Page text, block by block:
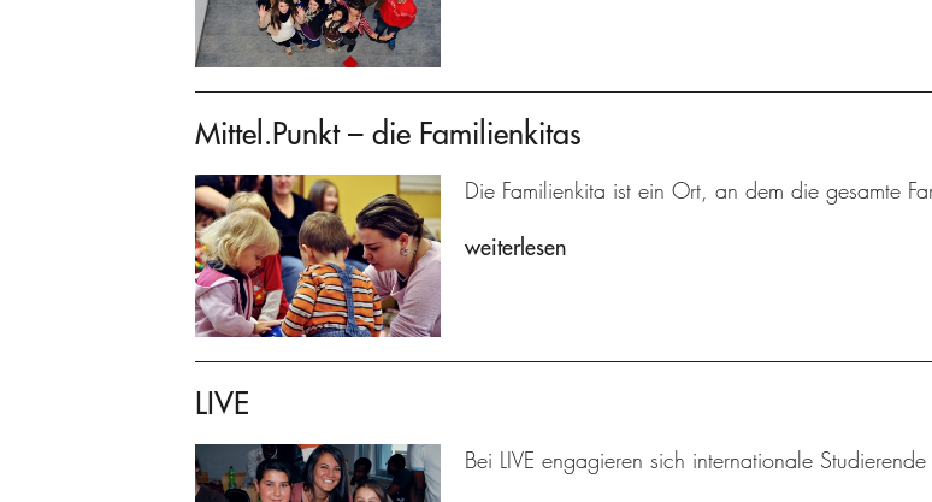
Mittel.Punkt – die Familienkitas
Die Familienkita ist ein Ort, an dem die gesamte
weiterlesen
LIVE
Bei LIVE engagieren sich internationale